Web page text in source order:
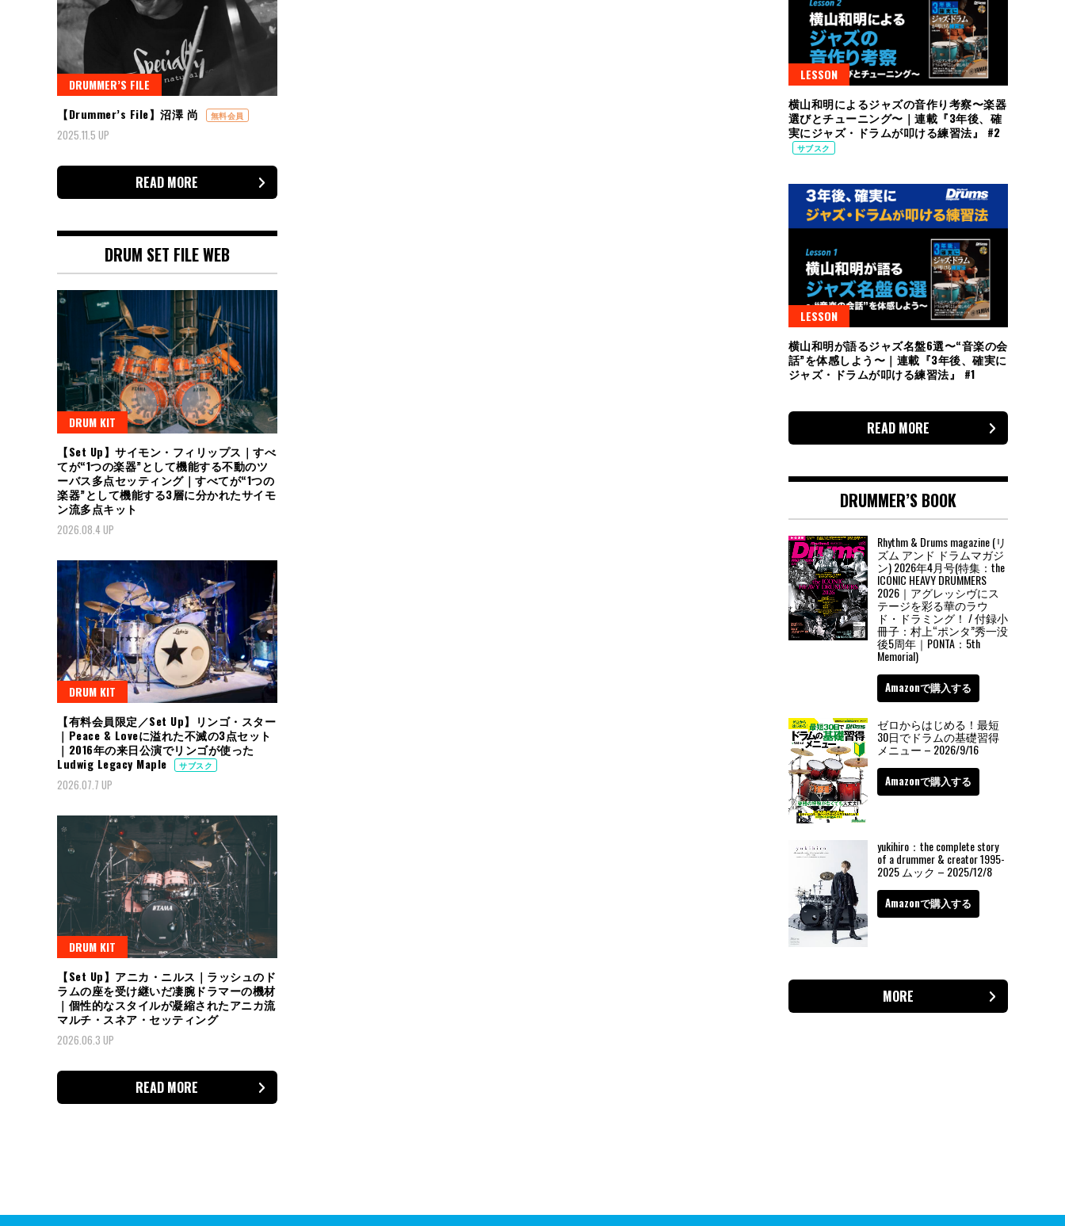
DRUMMER’S FILE
【Drummer’s File】沼澤 尚
無料会員
2025.11.5 UP
READ MORE
DRUM SET FILE WEB
DRUM KIT
【Set Up】サイモン・フィリップス｜すべ
てが“1つの楽器”として機能する不動のツ
ーバス多点セッティング｜すべてが“1つの
楽器”として機能する3層に分かれたサイモ
ン流多点キット
2026.08.4 UP
DRUM KIT
【有料会員限定／Set Up】リンゴ・スター
｜Peace & Loveに溢れた不滅の3点セット
｜2016年の来日公演でリンゴが使った
Ludwig Legacy Maple
サブスク
2026.07.7 UP
DRUM KIT
【Set Up】アニカ・ニルス｜ラッシュのド
ラムの座を受け継いだ凄腕ドラマーの機材
｜個性的なスタイルが凝縮されたアニカ流
マルチ・スネア・セッティング
2026.06.3 UP
READ MORE
LESSON
横山和明によるジャズの音作り考察〜楽器
選びとチューニング〜｜連載『3年後、確
実にジャズ・ドラムが叩ける練習法』 #2
サブスク
LESSON
横山和明が語るジャズ名盤6選〜“音楽の会
話”を体感しよう〜｜連載『3年後、確実に
ジャズ・ドラムが叩ける練習法』 #1
READ MORE
DRUMMER’S BOOK
Rhythm & Drums magazine (リ
ズム アンド ドラムマガジ
ン) 2026年4月号(特集：the
ICONIC HEAVY DRUMMERS
2026｜アグレッシヴにス
テージを彩る華のラウ
ド・ドラミング！ / 付録小
冊子：村上“ポンタ”秀一没
後5周年｜PONTA：5th
Memorial)
Amazonで購入する
ゼロからはじめる！最短
30日でドラムの基礎習得
メニュー – 2026/9/16
Amazonで購入する
yukihiro：the complete story
of a drummer & creator 1995-
2025 ムック – 2025/12/8
Amazonで購入する
MORE